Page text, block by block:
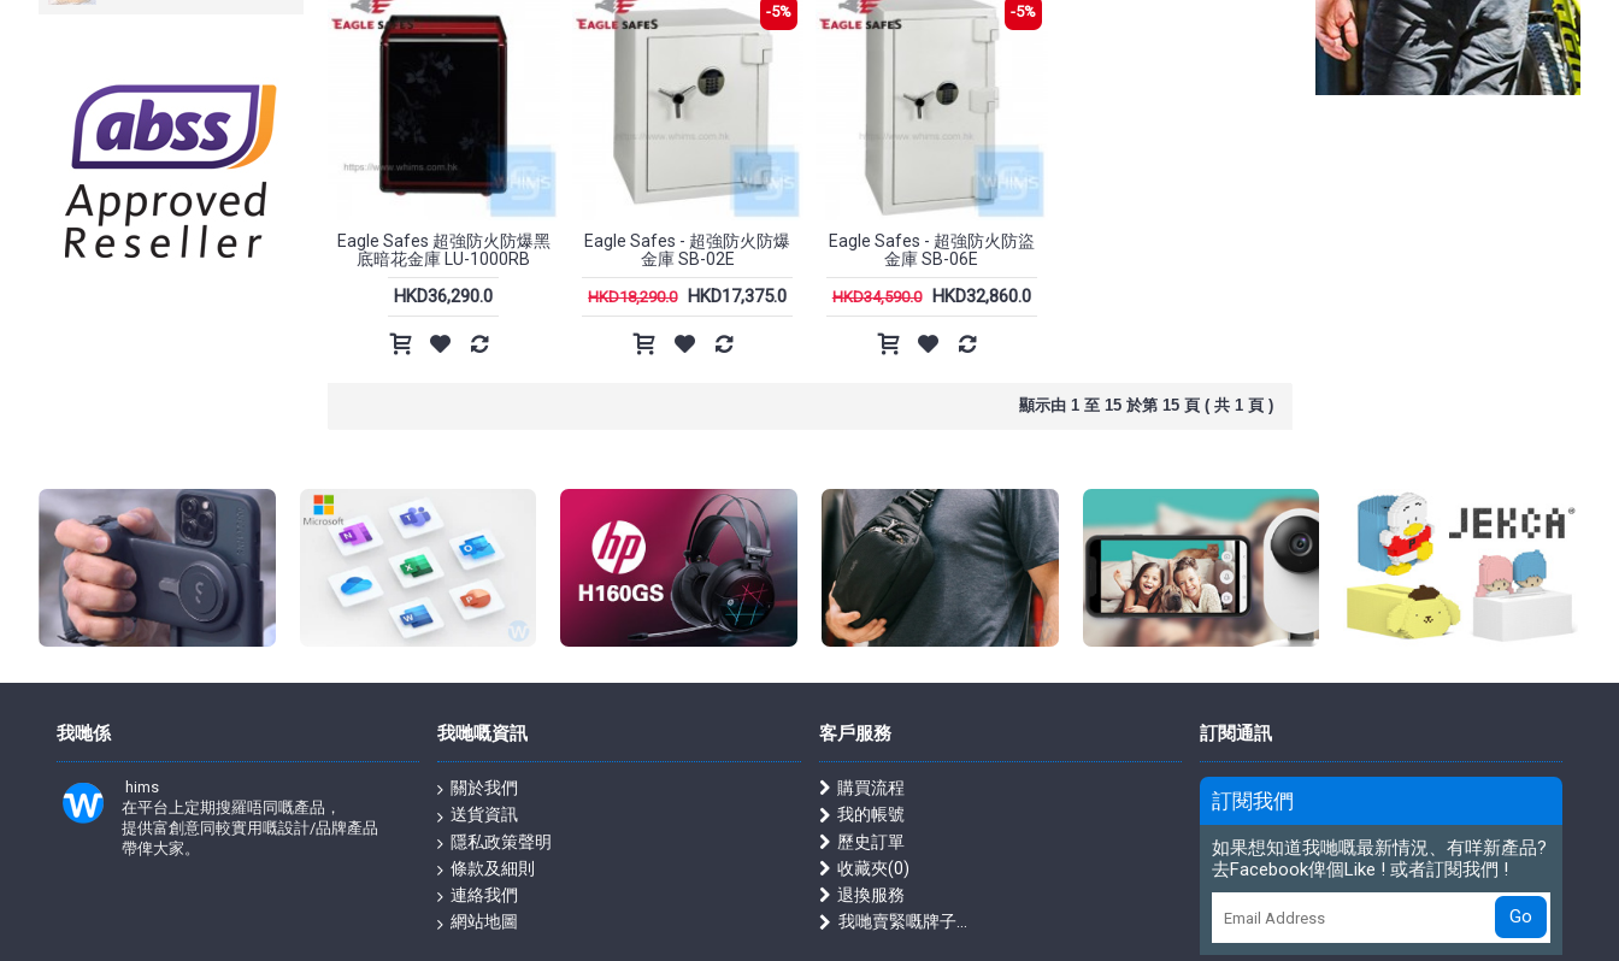
Eagle Safes 超強防火防爆黑
底暗花金庫 LU-1000RB
HKD36,290.0
-5%
Eagle Safes - 超強防火防爆
金庫 SB-02E
HKD18,290.0 HKD17,375.0
-5%
Eagle Safes - 超強防火防盜
金庫 SB-06E
HKD34,590.0 HKD32,860.0
顯示由 1 至 15 於第 15 頁 ( 共 1 頁 )
我哋係
hims
在平台上定期搜羅唔同嘅產品，
提供富創意同較實用嘅設計/品牌產品
帶俾大家。
我哋嘅資訊
關於我們
送貨資訊
隱私政策聲明
條款及細則
連絡我們
網站地圖
客戶服務
購買流程
我的帳號
歷史訂單
收藏夾(0)
退換服務
我哋賣緊嘅牌子...
訂閱通訊
訂閱我們
如果想知道我哋嘅最新情況、有咩新產品?
去Facebook俾個Like ! 或者訂閱我們 !
Go